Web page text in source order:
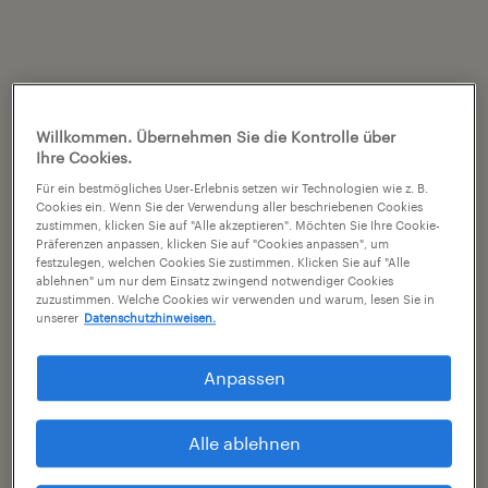
Willkommen. Übernehmen Sie die Kontrolle über
Ihre Cookies.
Für ein bestmögliches User-Erlebnis setzen wir Technologien wie z. B.
Cookies ein. Wenn Sie der Verwendung aller beschriebenen Cookies
zustimmen, klicken Sie auf "Alle akzeptieren". Möchten Sie Ihre Cookie-
Präferenzen anpassen, klicken Sie auf "Cookies anpassen", um
festzulegen, welchen Cookies Sie zustimmen. Klicken Sie auf "Alle
ablehnen" um nur dem Einsatz zwingend notwendiger Cookies
zuzustimmen. Welche Cookies wir verwenden und warum, lesen Sie in
unserer Datenschutzhinweisen.
Anpassen
Alle ablehnen